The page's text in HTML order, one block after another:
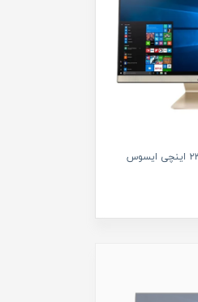
کامپیوتر همه کاره ۲۳.۸ اینچی ایسوس